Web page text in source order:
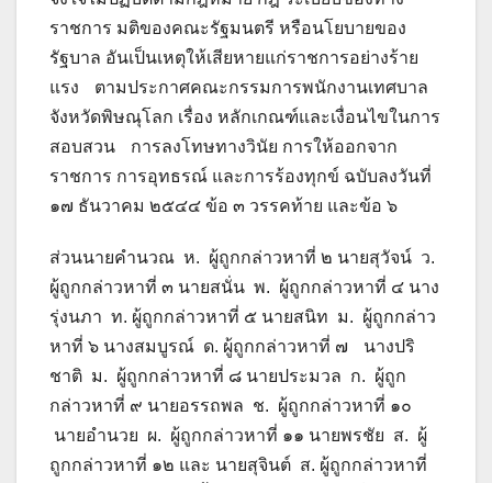
ราชการ มติของคณะรัฐมนตรี หรือนโยบายของ
รัฐบาล อันเป็นเหตุให้เสียหายแก่ราชการอย่างร้าย
แรง ตามประกาศคณะกรรมการพนักงานเทศบาล
จังหวัดพิษณุโลก เรื่อง หลักเกณฑ์และเงื่อนไขในการ
สอบสวน การลงโทษทางวินัย การให้ออกจาก
ราชการ การอุทธรณ์ และการร้องทุกข์ ฉบับลงวันที่
๑๗ ธันวาคม ๒๕๔๔ ข้อ ๓ วรรคท้าย และข้อ ๖
ส่วนนายคำนวณ ห. ผู้ถูกกล่าวหาที่ ๒ นายสุวัจน์ ว.
ผู้ถูกกล่าวหาที่ ๓ นายสนั่น พ. ผู้ถูกกล่าวหาที่ ๔ นาง
รุ่งนภา ท. ผู้ถูกกล่าวหาที่ ๕ นายสนิท ม. ผู้ถูกกล่าว
หาที่ ๖ นางสมบูรณ์ ด. ผู้ถูกกล่าวหาที่ ๗ นางปริ
ชาติ ม. ผู้ถูกกล่าวหาที่ ๘ นายประมวล ก. ผู้ถูก
กล่าวหาที่ ๙ นายอรรถพล ช. ผู้ถูกกล่าวหาที่ ๑๐
นายอำนวย ผ. ผู้ถูกกล่าวหาที่ ๑๑ นายพรชัย ส. ผู้
ถูกกล่าวหาที่ ๑๒ และ นายสุจินต์ ส. ผู้ถูกกล่าวหาที่